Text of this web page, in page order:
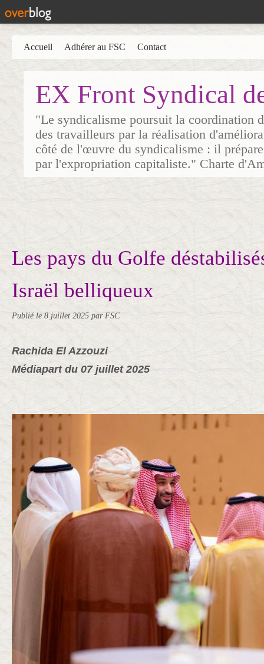
EX Front Syndical
"Le syndicalisme poursuit la coordination
des travailleurs par la réalisation
côté de l'œuvre du syndicalisme : il
par l'expropriation capitaliste." Charte
Accueil Adhérer au FSC Contact
Les pays du Golfe
Israël belliqueux
Publié le 8 juillet 2025 par FSC
Rachida El Azzouzi
Médiapart du 07 juillet 2025